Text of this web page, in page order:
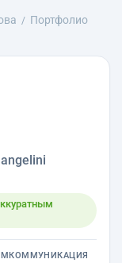
Портфолио
angelini
КОММУНИКАЦИЯ